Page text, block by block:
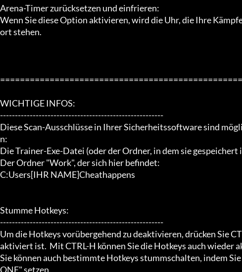
Arena-Timer zurücksetzen und einfrieren:
Wenn Sie diese Option aktivieren, wird die Uhr, die Ihre
ort stehen.
WICHTIGE INFOS:
-------------------------------------------------------
Diese Scan-Ausschlüsse in Ihrer Sicherheitssoftware sind
n:
Die Trainer-Exe-Datei (oder der Ordner, in dem sie gespeichert
Der Ordner "Work", der sich hier befindet:
C:Users[IHR NAME]Cheathappens
Stumme Hotkeys:
-------------------------------------------------------
Um die Hotkeys vorübergehend zu deaktivieren, drücken Sie
aktiviert ist.  Mit CTRL-H können Sie die Hotkeys auch wieder
Sie können auch bestimmte Hotkeys stummschalten, indem
ONE" setzen.